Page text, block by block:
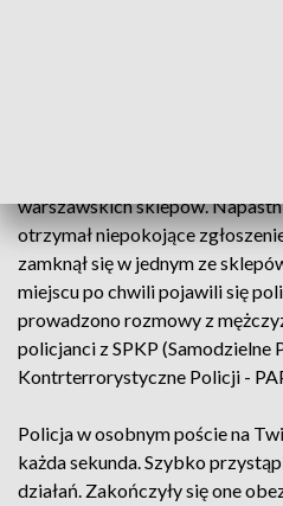
warszawskich sklepów.
otrzymał niepokojące
zamknął się w jednym ze
miejscu po chwili pojawili się
prowadzono rozmowy z
policjanci z SPKP (Samodzielne
Kontrterrorystyczne Policji -
Policja w osobnym poście na
każda sekunda. Szybko
działań. Zakończyły się one